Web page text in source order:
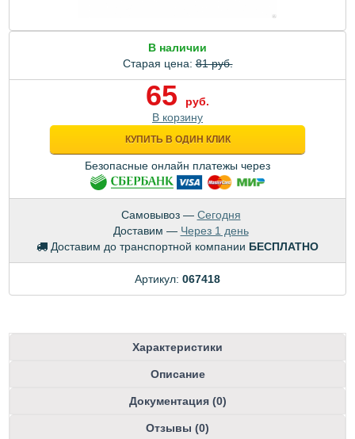
В наличии
Старая цена:81 руб.
65
руб.
В корзину
КУПИТЬ В ОДИН КЛИК
Безопасные онлайн платежы через
Самовывоз — Сегодня
Доставим — Через 1 день
Доставим до транспортной компании БЕСПЛАТНО
Артикул: 067418
Характеристики
Описание
Документация (0)
Отзывы (0)